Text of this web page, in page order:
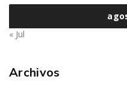
« Jul
Archivos